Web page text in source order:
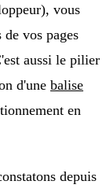
vous
vos pages
aussi le pilier
d'une balise
en
depuis